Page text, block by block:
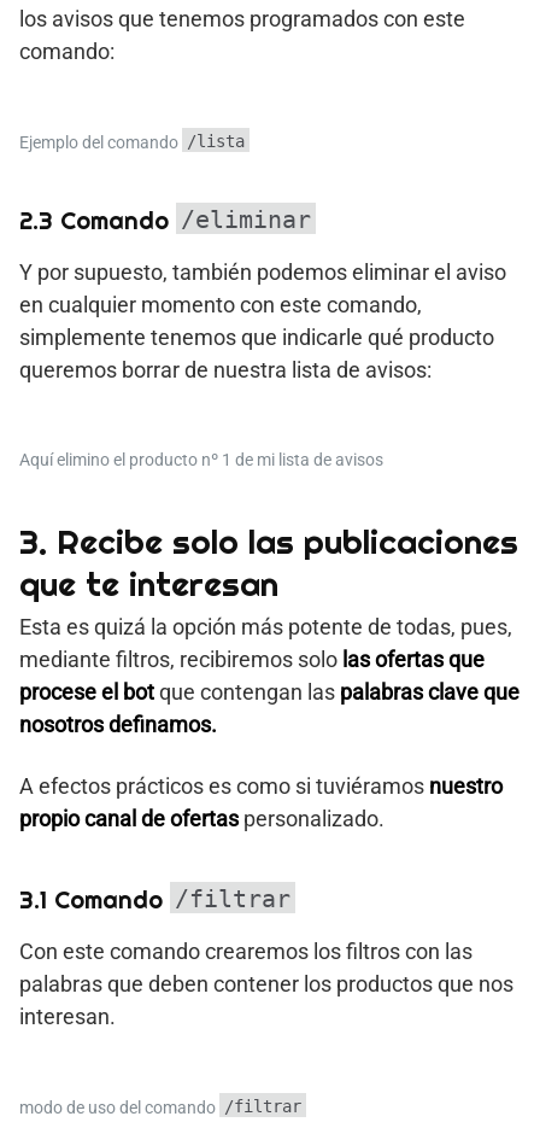
los avisos que tenemos programados con este
comando:
Ejemplo del comando /lista
2.3 Comando /eliminar
Y por supuesto, también podemos eliminar el aviso
en cualquier momento con este comando,
simplemente tenemos que indicarle qué producto
queremos borrar de nuestra lista de avisos:
Aquí elimino el producto nº 1 de mi lista de avisos
3. Recibe solo las publicaciones
que te interesan
Esta es quizá la opción más potente de todas, pues,
mediante filtros, recibiremos solo las ofertas que
procese el botque contengan las palabras clave que
nosotros definamos.
A efectos prácticos es como si tuviéramos nuestro
propio canal de ofertaspersonalizado.
3.1 Comando /filtrar
Con este comando crearemos los filtros con las
palabras que deben contener los productos que nos
interesan.
modo de uso del comando /filtrar